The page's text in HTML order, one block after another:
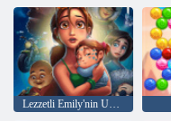
Lezzetli Emily'nin Umutlar ve Korkular